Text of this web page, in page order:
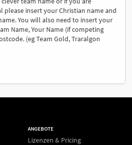
please insert your Christian name and
You will also need to insert your
Name, Your Name (if competing
(eg Team Gold, Traralgon
ANGEBOTE
Lizenzen & Pricing